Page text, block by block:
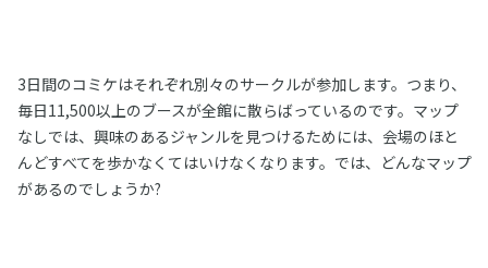
3日間のコミケはそれぞれ別々のサークルが参加します。つまり、
毎日11,500以上のブースが全館に散らばっているのです。マップ
なしでは、興味のあるジャンルを見つけるためには、会場のほと
んどすべてを歩かなくてはいけなくなります。では、どんなマップ
があるのでしょうか?